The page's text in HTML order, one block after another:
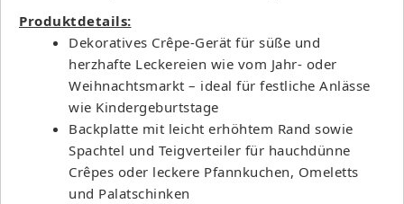
Produktdetails:
Dekoratives Crêpe-Gerät für süße und
herzhafte Leckereien wie vom Jahr- oder
Weihnachtsmarkt – ideal für festliche Anlässe
wie Kindergeburtstage
Backplatte mit leicht erhöhtem Rand sowie
Spachtel und Teigverteiler für hauchdünne
Crêpes oder leckere Pfannkuchen, Omeletts
und Palatschinken